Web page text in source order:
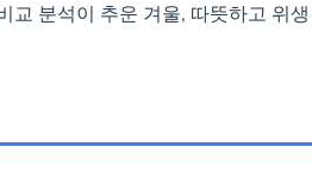
교 분석이 추운 겨울, 따뜻하고 위생